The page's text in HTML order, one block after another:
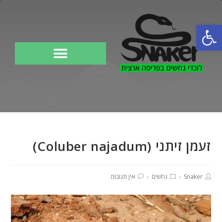
פתח סרגל נגישות
זעמן זיתני (Coluber najadum)
Snaker נחשים אין תגובות